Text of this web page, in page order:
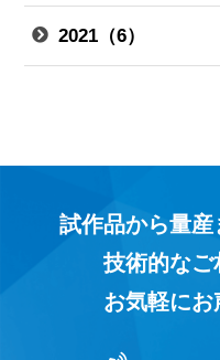
2021（6）
試作品から量産
技術的なご
お気軽にお